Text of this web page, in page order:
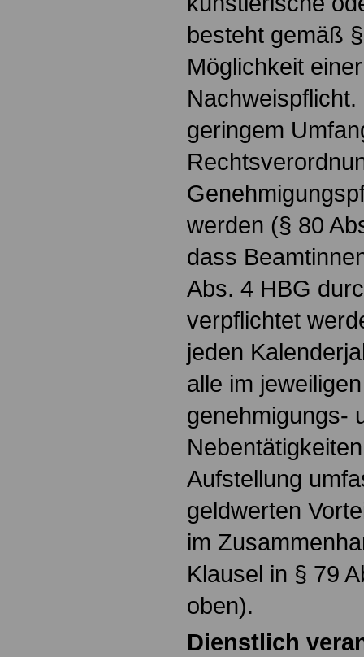
besteht gemäß
Möglichkeit
geringem
werden (§ 80
dass
Abs. 4 HBG
verpflichtet
jeden
alle im
genehmigungs-
Aufstellung
geldwerten
im
Klausel in § 79
oben).
Dienstlich